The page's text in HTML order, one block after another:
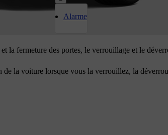
Alarme
la fermeture des portes, le verrouillage et le
la voiture lorsque vous la verrouillez, la